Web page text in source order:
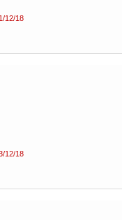
1/12/18
12/18